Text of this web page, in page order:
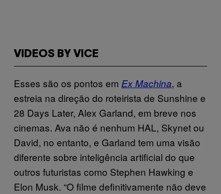
VIDEOS BY VICE
Esses são os pontos em Ex Machina, a
estreia na direção do roteirista de Sunshine e
28 Days Later, Alex Garland, em breve nos
cinemas. Ava não é nenhum HAL, Skynet ou
David, no entanto, e Garland tem uma visão
diferente sobre inteligência artificial do que
outros futuristas como Stephen Hawking e
Elon Musk. “O filme definitivamente não deve